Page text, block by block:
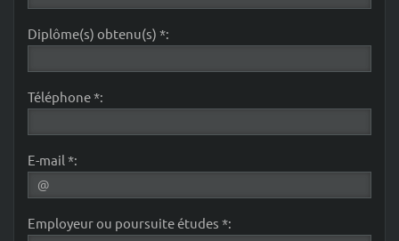
Diplôme(s) obtenu(s) *:
Téléphone *:
E-mail *:
Employeur ou poursuite études *: